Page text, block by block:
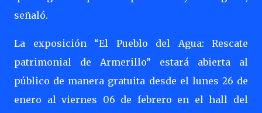
señaló.
La exposición “El Pueblo del Agua: Rescate
patrimonial de Armerillo” estará abierta al
público de manera gratuita desde el lunes 26 de
enero al viernes 06 de febrero en el hall del